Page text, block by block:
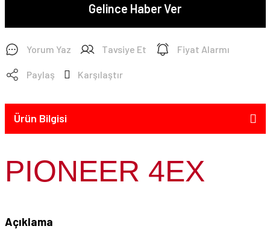
Gelince Haber Ver
Yorum Yaz Tavsiye Et Fiyat Alarmı
Paylaş Karşılaştır
Ürün Bilgisi
PIONEER 4EX
Açıklama